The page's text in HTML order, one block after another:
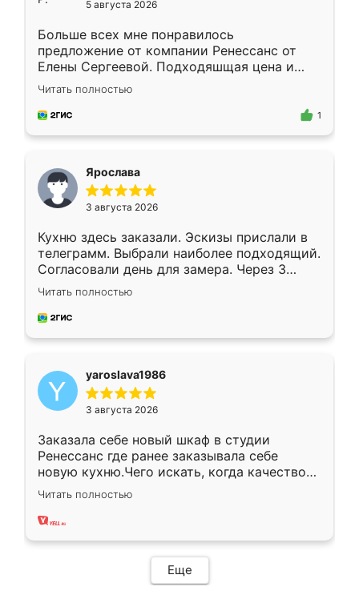
5 августа 2026
Больше всех мне понравилось
предложение от компании Ренессанс от
Елены Сергеевой. Подходяшщая цена и
короткие сроки изготовления. Приехавший
для замера сотрудник Владислав
предложил по моему эскизу самый
Читать полностью
1
Ярослава
3 августа 2026
Кухню здесь заказали. Эскизы прислали в
телеграмм. Выбрали наиболее подходящий.
Согласовали день для замера. Через 3
недели кухня была уже готова. Остались
довольны работой. Спасибо Ренессанс
мебель за качественную работу!
Читать полностью
yaroslava1986
3 августа 2026
Заказала себе новый шкаф в студии
Ренессанс где ранее заказывала себе
новую кухню.Чего искать, когда качеством
вполне довольна. Служит кухня уже почти
два года, нареканий нет.
Читать полностью
Еще